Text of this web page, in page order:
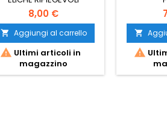
GRAUPNER
8,00 €
 Aggiungi al carrello
 Ultimi articoli in
magazzino

